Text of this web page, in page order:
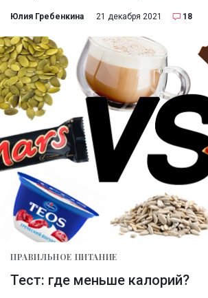
Юлия Гребенкина 21 декабря 2021 18
ПРАВИЛЬНОЕ ПИТАНИЕ
Тест: где меньше калорий?